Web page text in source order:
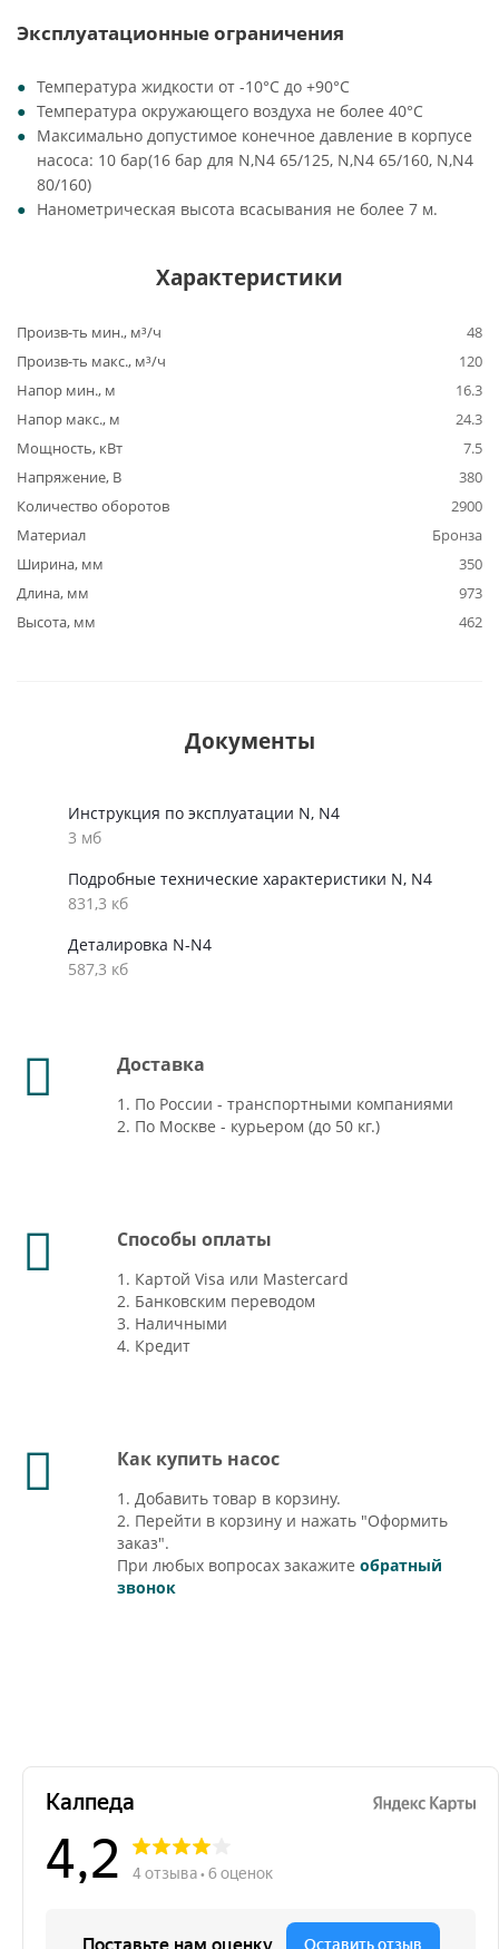
Эксплуатационные ограничения
Температура жидкости от -10°C до +90°C
Температура окружающего воздуха не более 40°C
Максимально допустимое конечное давление в корпусе
насоса: 10 бар(16 бар для N,N4 65/125, N,N4 65/160, N,N4
80/160)
Нанометрическая высота всасывания не более 7 м.
Характеристики
Произв-ть мин., м³/ч
48
Произв-ть макс., м³/ч
120
Напор мин., м
16.3
Напор макс., м
24.3
Мощность, кВт
7.5
Напряжение, В
380
Количество оборотов
2900
Материал
Бронза
Ширина, мм
350
Длина, мм
973
Высота, мм
462
Документы
Инструкция по эксплуатации N, N4
3 мб
Подробные технические характеристики N, N4
831,3 кб
Деталировка N-N4
587,3 кб
Доставка
1. По России - транспортными компаниями
2. По Москве - курьером (до 50 кг.)
Способы оплаты
1. Картой Visa или Mastercard
2. Банковским переводом
3. Наличными
4. Кредит
Как купить насос
1. Добавить товар в корзину.
2. Перейти в корзину и нажать "Оформить
заказ".
При любых вопросах закажите обратный
звонок